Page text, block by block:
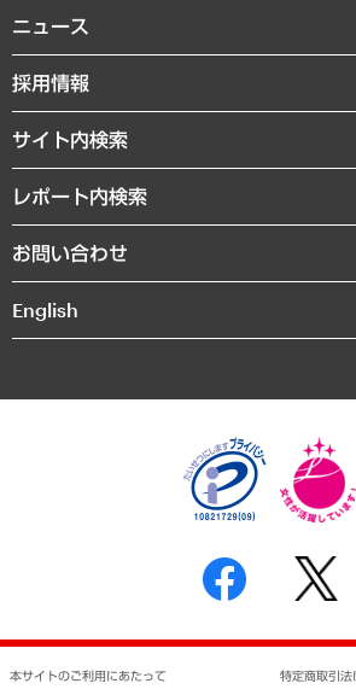
共生・ダイバーシティ
GRC（ガバナンス・リスク・コンプライアンス）・
経済・産業・雇用・労働
まちづくり・観光・交通・スポーツ・スマートシティ
自然資源・農林水産業・食料システム
経営用語集
受託・受注実績（官公庁関連）
メディア掲載・出演
受託案件情報
私たちの想い
社長メッセージ
会社概要
沿革
組織図・本部部室紹介
インドネシア現地法人
個人情報保護方針
反社会的勢力に対する基本方針
書面による個人情報の開示等の請求の手続きについ
ニュース
ニュースリリース
お知らせ
採用情報
サイト内検索
レポート内検索
お問い合わせ
English
本サイトのご利用にあたって 特定商取引法